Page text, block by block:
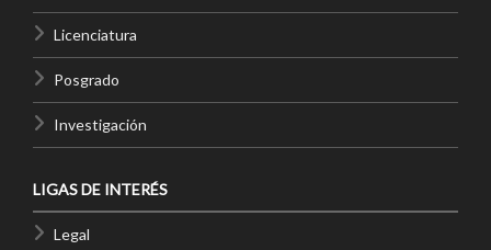
Licenciatura
Posgrado
Investigación
LIGAS DE INTERÉS
Legal